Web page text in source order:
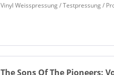
Vinyl Weisspressung / Testpressung /
The Sons Of The Pioneers: